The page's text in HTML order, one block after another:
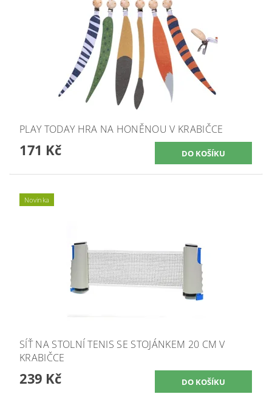
PLAY TODAY HRA NA HONĚNOU V KRABIČCE
171 Kč
Novinka
SÍŤ NA STOLNÍ TENIS SE STOJÁNKEM 20 CM V
KRABIČCE
239 Kč